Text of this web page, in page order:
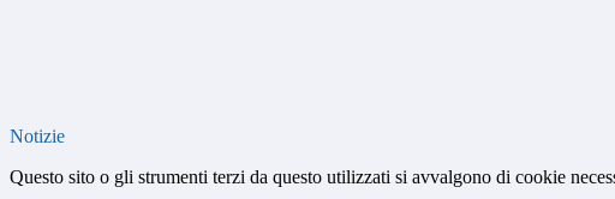
Notizie
Questo sito o gli strumenti terzi da questo utilizzati si avvalgono di cookie